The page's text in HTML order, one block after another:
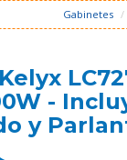
Gabinetes
-
y